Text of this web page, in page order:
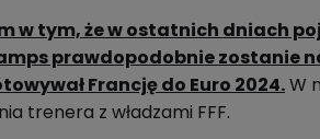
w tym, że w ostatnich dniach
prawdopodobnie zostanie
Francję do Euro 2024.W
trenera z władzami FFF.